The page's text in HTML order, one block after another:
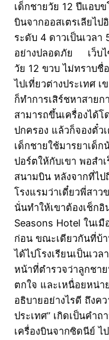
เด็กชายวัย 12 ปีแอบ
บินจากออสเตรเลียไ
ระดับ 4 ดาวเป็นเวล
อย่างปลอดภัย เว็บไ
วัย 12 ขวบ ไม่ทราบชื่
ไปเที่ยวต่างประเทศ
ก็ทำการเสิร์ชหาสาย
สามารถขึ้นเครื่องได้
ปกครอง แล้วก็จองตั๋
เด็กชายใช้มารยาเด็
ปอร์ตให้กับเขา พอสำ
สนามบิน หลังจากที่ไป
โรงแรมว่าเดี๋ยวพี่สา
นั่นทำให้เขาต้องเช็ก
Seasons Hotel ในเ
ก่อน ขณะเดียวกันที่บ้า
ได้ไปโรงเรียนเป็นเว
หน้าที่ตำรวจว่าลูกช
ตกใจ และเหนื่อยหน่า
อธิบายอย่างไรดี ถึงค
ประเทศ” เกิดเป็นคำ
เครื่องบินจากซิดนีย์ ไ